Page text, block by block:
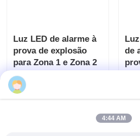
Luz LED de alarme à
prova de explosão
para Zona 1 e Zona 2
de
4:44 AM